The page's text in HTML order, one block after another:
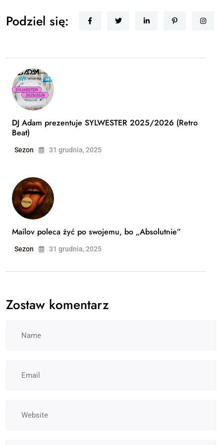
Podziel się:
DJ Adam prezentuje SYLWESTER 2025/2026 (Retro
Beat)
Sezon 31 grudnia, 2025
Mailov poleca żyć po swojemu, bo „Absolutnie”
Sezon 31 grudnia, 2025
Zostaw komentarz